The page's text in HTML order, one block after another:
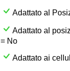
Adattato al
Adattato al
= No
Adattato ai